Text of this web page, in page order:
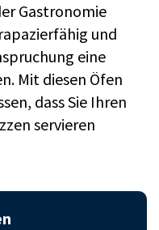
Gastronomie
und
eine
Mit diesen Öfen
dass Sie Ihren
servieren